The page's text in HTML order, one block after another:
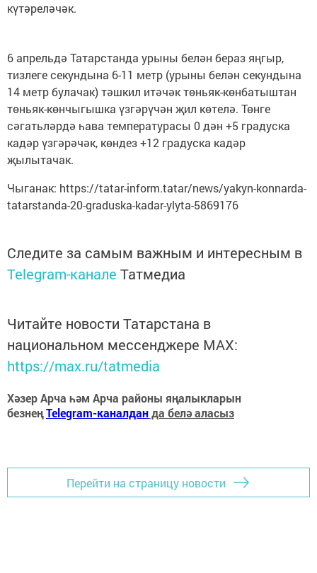
күтәреләчәк.
6 апрельдә Татарстанда урыны белән бераз яңгыр,
тизлеге секундына 6-11 метр (урыны белән секундына
14 метр булачак) тәшкил итәчәк төньяк-көнбатыштан
төньяк-көнчыгышка үзгәрүчән җил көтелә. Төнге
сәгатьләрдә һава температурасы 0 дән +5 градуска
кадәр үзгәрәчәк, көндез +12 градуска кадәр
җылытачак.
Чыганак: https://tatar-inform.tatar/news/yakyn-konnarda-
tatarstanda-20-graduska-kadar-ylyta-5869176
Следите за самым важным и интересным в
Telegram-канале Татмедиа
Читайте новости Татарстана в
национальном мессенджере MАХ:
https://max.ru/tatmedia
Хәзер Арча һәм Арча районы яңалыкларын
безнеңTelegram-каналданда белә аласыз
Перейти на страницу новости